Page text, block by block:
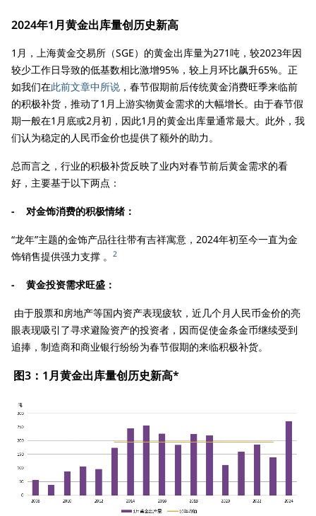
2024年1月黄金出库量创历史新高
1月，上海黄金交易所（SGE）的黄金出库量为271吨，较2023年因
较少工作日导致的低基数相比激增95%，较上月环比飙升65%。正
如我们在此前文章中所说 ，春节假期前后传统黄金消费旺季来临前
的积极补货，推动了1月上游实物黄金需求的大幅增长。由于春节假
期一般在1月底或2月初，因此1月的黄金出库量通常最大。此外，我
们认为稳定的人民币金价也提供了额外的助力。
总而言之，行业的积极补货反映了业内对春节前后黄金需求的看
好，主要基于以下两点：
- 对金饰消费的积极情绪：
“龙年”主题的金饰产品往往带有吉祥寓意，2024年初至今一直为金
饰销售提供强力支撑 。
2
- 黄金投资需求旺盛：
由于股票和房地产等国内资产表现疲软，近几个月人民币金价的亮
眼表现吸引了寻求避险资产的投资者，因而促使金条金币继续受到
追捧，制造商和商业银行纷纷为春节假期的来临积极补货。
图3：1月黄金出库量创历史新高*